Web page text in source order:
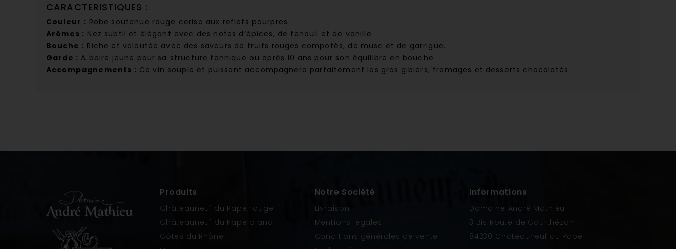
CARACTERISTIQUES :
Couleur : Robe soutenue rouge cerise aux reflets pourpres
Arômes : Nez subtil et élégant avec des notes d’épices, de fenouil et de vanille
Bouche : Riche et veloutée avec des saveurs de fruits rouges compotés, de musc et de garrigue.
Garde : A boire jeune pour sa structure tannique ou après 10 ans pour son équilibre en bouche
Accompagnements : Ce vin souple et puissant accompagnera parfaitement les gros gibiers, fromages et desserts chocolatés.
Produits
Châteauneuf du Pape rouge
Châteauneuf du Pape blanc
Côtes du Rhône
Notre Société
Livraison
Mentions légales
Conditions générales de vente
Informations
Domaine André Mathieu
3 Bis Route de Courthézon
84230 Châteauneuf du Pape